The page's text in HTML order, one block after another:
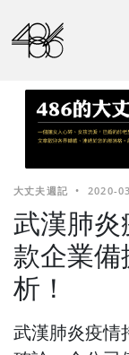
大丈夫週記 • 2020-
武漢肺
款企業
析！
武漢肺炎疫情